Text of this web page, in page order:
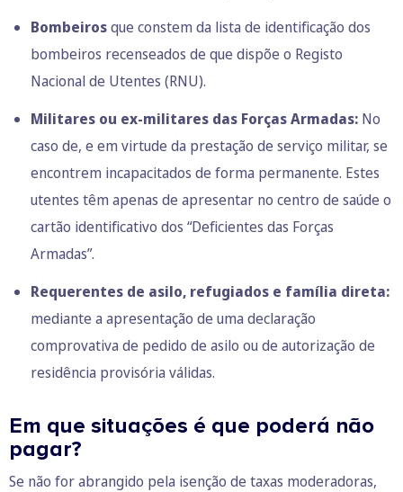
Bombeirosque constem da lista de identificação dos
bombeiros recenseados de que dispõe o Registo
Nacional de Utentes (RNU).
Militares ou ex-militares das Forças Armadas: No
caso de, e em virtude da prestação de serviço militar, se
encontrem incapacitados de forma permanente. Estes
utentes têm apenas de apresentar no centro de saúde o
cartão identificativo dos “Deficientes das Forças
Armadas”.
Requerentes de asilo, refugiados e família direta:
mediante a apresentação de uma declaração
comprovativa de pedido de asilo ou de autorização de
residência provisória válidas.
Em que situações é que poderá não
pagar?
Se não for abrangido pela isenção de taxas moderadoras,